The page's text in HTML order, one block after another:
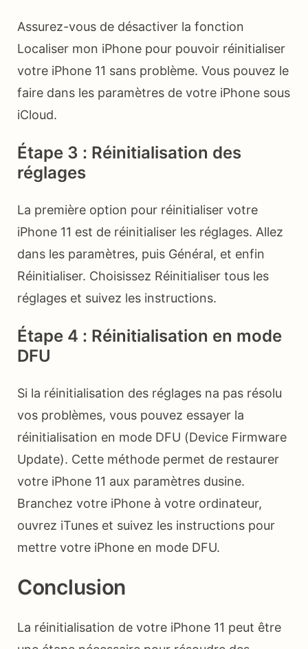
Assurez-vous de désactiver la fonction
Localiser mon iPhone pour pouvoir réinitialiser
votre iPhone 11 sans problème. Vous pouvez le
faire dans les paramètres de votre iPhone sous
iCloud.
Étape 3 : Réinitialisation des
réglages
La première option pour réinitialiser votre
iPhone 11 est de réinitialiser les réglages. Allez
dans les paramètres, puis Général, et enfin
Réinitialiser. Choisissez Réinitialiser tous les
réglages et suivez les instructions.
Étape 4 : Réinitialisation en mode
DFU
Si la réinitialisation des réglages na pas résolu
vos problèmes, vous pouvez essayer la
réinitialisation en mode DFU (Device Firmware
Update). Cette méthode permet de restaurer
votre iPhone 11 aux paramètres dusine.
Branchez votre iPhone à votre ordinateur,
ouvrez iTunes et suivez les instructions pour
mettre votre iPhone en mode DFU.
Conclusion
La réinitialisation de votre iPhone 11 peut être